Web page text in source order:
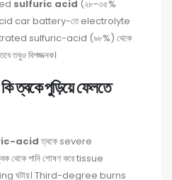
sulfuric acid (২৮-৩৫%
car battery-তে electrolyte
sulfuric-acid (৯৮%) থেকে
তবুও বিপজ্জনক।
পুড়িয়ে ফেলতে
acid ত্বকে severe
থেকে পানি শোষণ করে tissue
ঘটায়। Third-degree burns